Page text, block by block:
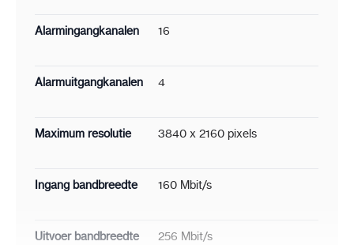
Alarmingangkanalen 16
Alarmuitgangkanalen 4
Maximum resolutie 3840 x 2160 pixels
Ingang bandbreedte 160 Mbit/s
Uitvoer bandbreedte 256 Mbit/s